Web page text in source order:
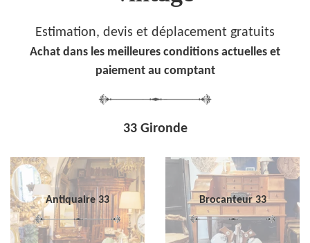
Estimation, devis et déplacement gratuits
Achat dans les meilleures conditions actuelles et
paiement au comptant
33 Gironde
Antiquaire 33 Brocanteur 33